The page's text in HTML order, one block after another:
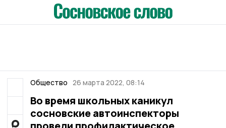
Общество 26 марта 2022, 08:14
Во время школьных каникул
сосновские автоинспекторы